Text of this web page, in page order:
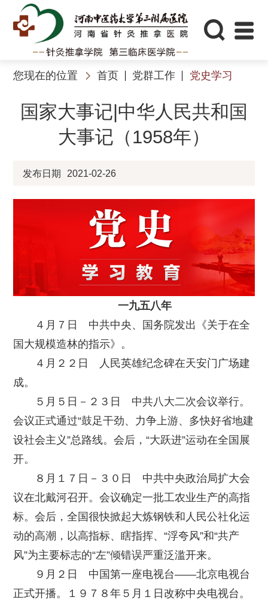
您现在的位置 首页 党群工作 党史学习
国家大事记|中华人民共和国
大事记（1958年）
发布日期 2021-02-26
一九五八年
４月７日 中共中央、国务院发出《关于在全
国大规模造林的指示》。
４月２２日 人民英雄纪念碑在天安门广场建
成。
５月５日－２３日 中共八大二次会议举行。
会议正式通过“鼓足干劲、力争上游、多快好省地建
设社会主义”总路线。会后，“大跃进”运动在全国展
开。
８月１７日－３０日 中共中央政治局扩大会
议在北戴河召开。会议确定一批工农业生产的高指
标。会后，全国很快掀起大炼钢铁和人民公社化运
动的高潮，以高指标、瞎指挥、“浮夸风”和“共产
风”为主要标志的“左”倾错误严重泛滥开来。
９月２日 中国第一座电视台——北京电视台
正式开播。１９７８年５月１日改称中央电视台。